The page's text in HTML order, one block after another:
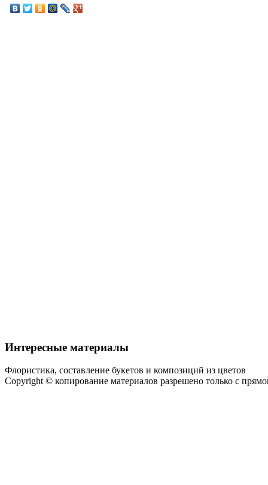
Интересные материалы
Флористика, составление букетов и композиций из цветов
Copyright © копирование материалов разрешено только с